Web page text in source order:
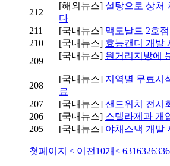
212
[해외뉴스] 설탕으로 상처
다
211
[국내뉴스] 맥도날드 2호
210
[국내뉴스] 효능캔디 개발
209
[국내뉴스] 원거리지방에
208
[국내뉴스] 지역별 무료시
료
207
[국내뉴스] 샌드위치 전시
206
[국내뉴스] 스텔라제과 개
205
[국내뉴스] 야채스낵 개발
첫페이지 |< 이전10개< 631632633